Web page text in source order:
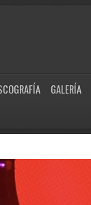
GALERÍA